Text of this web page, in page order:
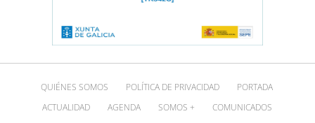
QUIÉNES SOMOS POLÍTICA DE PRIVACIDAD
PORTADA
ACTUALIDAD
AGENDA SOMOS + COMUNICADOS